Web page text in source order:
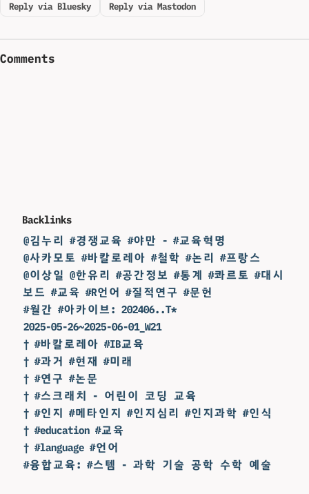
Reply via Bluesky Reply via Mastodon
Comments
Backlinks
@김누리 #경쟁교육 #야만 - #교육혁명
@사카모토 #바칼로레아 #철학 #논리 #프랑스
@이상일 @한유리 #공간정보 #통계 #콰르토 #대시
보드 #교육 #R언어 #질적연구 #문헌
#월간 #아카이브: 202406..T*
2025-05-26~2025-06-01_W21
† #바칼로레아 #IB교육
† #과거 #현재 #미래
† #연구 #논문
† #스크래치 - 어린이 코딩 교육
† #인지 #메타인지 #인지심리 #인지과학 #인식
† #education #교육
† #language #언어
#융합교육: #스템 - 과학 기술 공학 수학 예술